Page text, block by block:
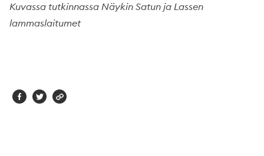
Kuvassa tutkinnassa Näykin Satun ja Lassen
lammaslaitumet